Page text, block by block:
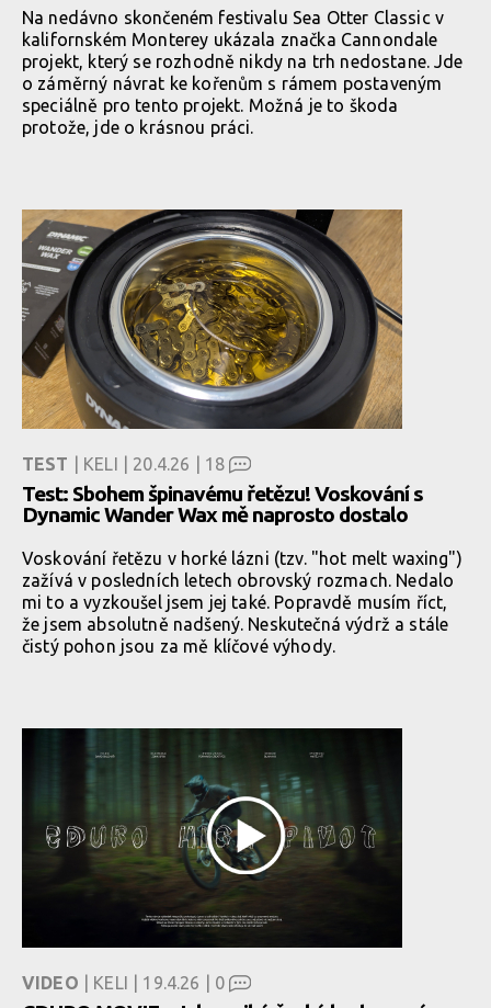
Na nedávno skončeném festivalu Sea Otter Classic v
kalifornském Monterey ukázala značka Cannondale
projekt, který se rozhodně nikdy na trh nedostane. Jde
o záměrný návrat ke kořenům s rámem postaveným
speciálně pro tento projekt. Možná je to škoda
protože, jde o krásnou práci.
TEST | KELI | 20.4.26 | 18
Test: Sbohem špinavému řetězu! Voskování s
Dynamic Wander Wax mě naprosto dostalo
Voskování řetězu v horké lázni (tzv. "hot melt waxing")
zažívá v posledních letech obrovský rozmach. Nedalo
mi to a vyzkoušel jsem jej také. Popravdě musím říct,
že jsem absolutně nadšený. Neskutečná výdrž a stále
čistý pohon jsou za mě klíčové výhody.
VIDEO | KELI | 19.4.26 | 0